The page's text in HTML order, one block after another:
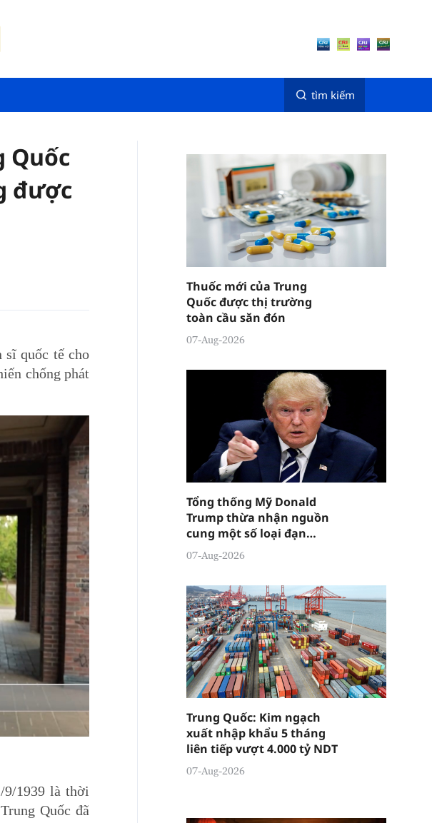
tìm kiếm
Quốc
được
quốc tế cho
chống phát
1939 là thời
Quốc đã
Thuốc mới của Trung
Quốc được thị trường
toàn cầu săn đón
07-Aug-2026
Tổng thống Mỹ Donald
Trump thừa nhận nguồn
cung một số loại đạn
dược đang "tương đối
căng thẳng"
07-Aug-2026
Trung Quốc: Kim ngạch
xuất nhập khẩu 5 tháng
liên tiếp vượt 4.000 tỷ NDT
07-Aug-2026